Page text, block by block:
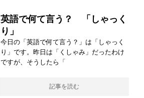
英語で何て言う？ 「しゃっく
り」
今日の「英語で何て言う？」は「しゃっく
り」です。昨日は「くしゃみ」だったわけ
ですが、そうしたら「
記事を読む